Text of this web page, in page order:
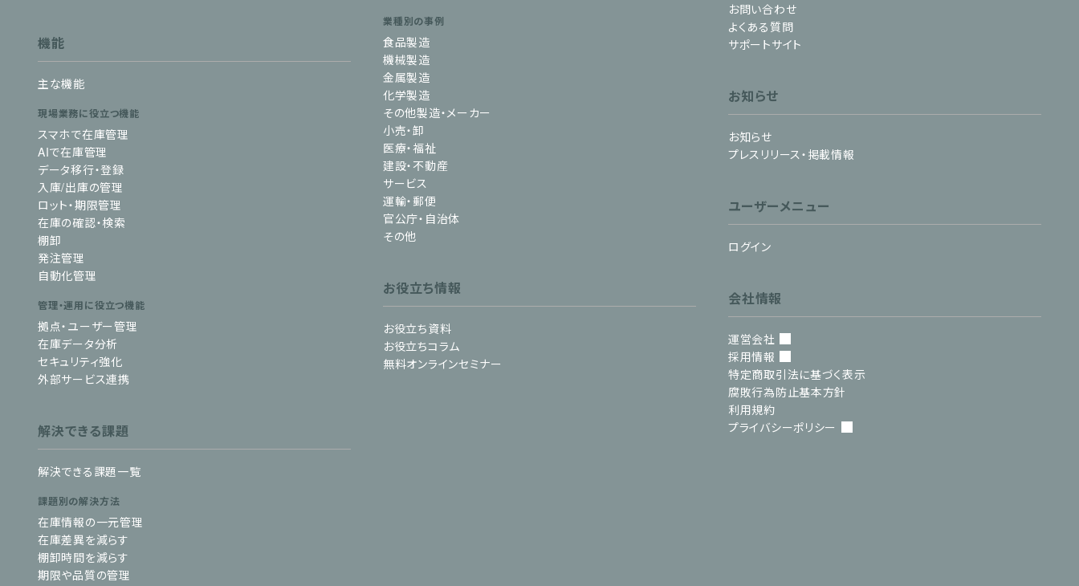
機能
主な機能
現場業務に役立つ機能
スマホで在庫管理
AIで在庫管理
データ移行・登録
入庫/出庫の管理
ロット・期限管理
在庫の確認・検索
棚卸
発注管理
自動化管理
管理・運用に役立つ機能
拠点・ユーザー管理
在庫データ分析
セキュリティ強化
外部サービス連携
解決できる課題
解決できる課題一覧
課題別の解決方法
在庫情報の一元管理
在庫差異を減らす
棚卸時間を減らす
期限や品質の管理
業種別の事例
食品製造
機械製造
金属製造
化学製造
その他製造・メーカー
小売・卸
医療・福祉
建設・不動産
サービス
運輸・郵便
官公庁・自治体
その他
お役立ち情報
お役立ち資料
お役立ちコラム
無料オンラインセミナー
お問い合わせ
よくある質問
サポートサイト
お知らせ
お知らせ
プレスリリース・掲載情報
ユーザーメニュー
ログイン
会社情報
運営会社
採用情報
特定商取引法に基づく表示
腐敗行為防止基本方針
利用規約
プライバシーポリシー